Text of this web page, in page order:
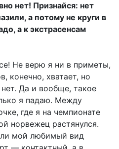
нет! Признайся: нет
а потому не круги в
а к экстрасенсам
Не верю я ни в приметы,
конечно, хватает, но
Да и вообще, такое
я падаю. Между
где я на чемпионате
норвежец растянулся.
мой любимый вид